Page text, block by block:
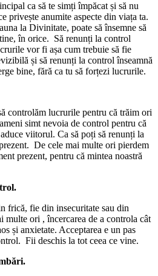
ca să te simți împăcat și să nu
privește anumite aspecte din viața ta.
la Divinitate, poate să însemne să
în orice. Să renunți la control
vor fi așa cum trebuie să fie
și să renunți la control înseamnă
bine, fără ca tu să forțezi lucrurile.
controlăm lucrurile pentru că trăim ori
simt nevoia de control pentru că
viitorul. Ca să poți să renunți la
De cele mai multe ori pierdem
prezent, pentru că mintea noastră
frică, fie din insecuritate sau din
multe ori , încercarea de a controla cât
și anxietate. Acceptarea e un pas
Fii deschis la tot ceea ce vine.